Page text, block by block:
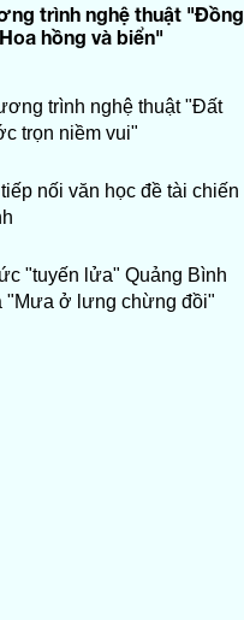
trình nghệ thuật "Đồng
hồng và biển"
trình nghệ thuật "Đất
trọn niềm vui"
nối văn học đề tài chiến
"tuyến lửa" Quảng Bình
"Mưa ở lưng chừng đồi"